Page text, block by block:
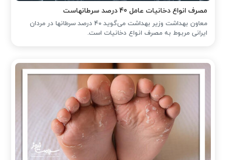
مصرف انواع دخانیات عامل 40 درصد سرطانهاست
معاون بهداشت وزیر بهداشت می‌گوید 40 درصد سرطانها در مردان
ایرانی مربوط به مصرف انواع دخانیات است.